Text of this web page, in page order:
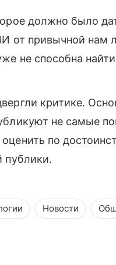
должно было
от привычной нам
не способна
критике.
не самые
по
публики.
Новости